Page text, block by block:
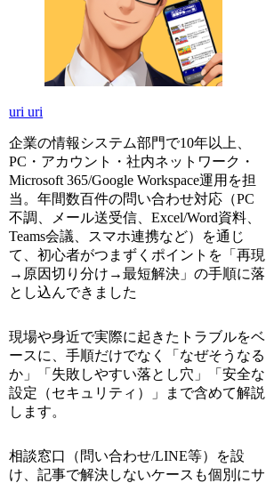
uri uri
企業の情報システム部門で10年以上、
PC・アカウント・社内ネットワーク・
Microsoft 365/Google Workspace運用を担
当。年間数百件の問い合わせ対応（PC
不調、メール送受信、Excel/Word資料、
Teams会議、スマホ連携など）を通じ
て、初心者がつまずくポイントを「再現
→原因切り分け→最短解決」の手順に落
とし込んできました
現場や身近で実際に起きたトラブルをベ
ースに、手順だけでなく「なぜそうなる
か」「失敗しやすい落とし穴」「安全な
設定（セキュリティ）」まで含めて解説
します。
相談窓口（問い合わせ/LINE等）を設
け、記事で解決しないケースも個別にサ